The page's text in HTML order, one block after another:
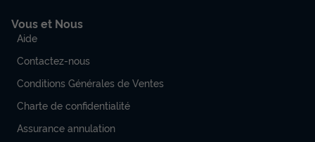
Vous et Nous
Aide
Contactez-nous
Conditions Générales de Ventes
Charte de confidentialité
Assurance annulation